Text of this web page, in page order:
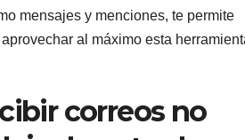
mensajes y menciones, te permite
al máximo esta
correos no